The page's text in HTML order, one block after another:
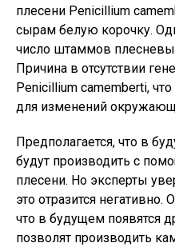
плесени Penicillium
сырам белую корочку.
число штаммов
Причина в отсутствии
Penicillium camemberti,
для изменений
Предполагается, что в
будут производить с
плесени. Но эксперты
это отразится
что в будущем появятся
позволят производить